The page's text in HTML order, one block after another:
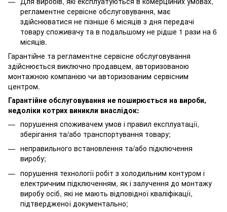
регламентне сервісне обслуговування, має
здійснюватися не пізніше 6 місяців з дня передачі
товару споживачу та в подальшому не рідше 1 рази на 6
місяців.
Гарантійне та регламентне сервісне обслуговування
здійснюється виключно продавцем, авторизованою
монтажною компанією чи авторизованим сервісним
центром.
Гарантійне обслуговування не поширюється на вироби,
недоліки котрих виникли внаслідок:
порушення споживачем умов і правил експлуатації,
зберігання та/або транспортування товару;
неправильного встановлення та/або підключення
виробу;
порушення технології робіт з холодильним контуром і
електричним підключенням, як і залучення до монтажу
виробу осіб, які не мають відповідної кваліфікації,
підтвердженої документально;